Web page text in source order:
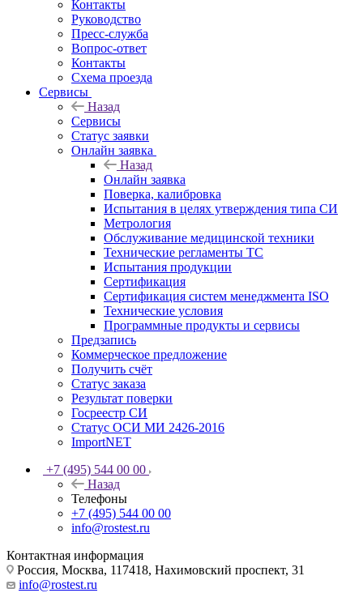
Контакты
Руководство
Пресс-служба
Вопрос-ответ
Контакты
Схема проезда
Сервисы
Назад
Сервисы
Статус заявки
Онлайн заявка
Назад
Онлайн заявка
Поверка, калибровка
Испытания в целях утверждения типа СИ
Метрология
Обслуживание медицинской техники
Технические регламенты ТС
Испытания продукции
Сертификация
Сертификация систем менеджмента ISO
Технические условия
Программные продукты и сервисы
Предзапись
Коммерческое предложение
Получить счёт
Статус заказа
Результат поверки
Госреестр СИ
Статус ОСИ МИ 2426-2016
ImportNET
+7 (495) 544 00 00
Назад
Телефоны
+7 (495) 544 00 00
info@rostest.ru
Контактная информация
Россия, Москва, 117418, Нахимовский проспект, 31
info@rostest.ru